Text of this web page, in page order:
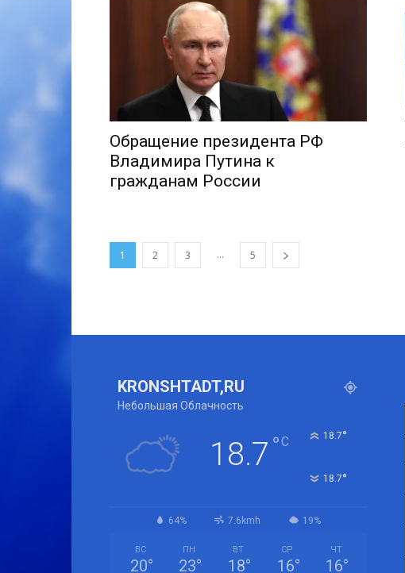
Обращение президента РФ
Владимира Путина к
гражданам России
1 2 3 ... 5
KRONSHTADT,RU
Небольшая Облачность
18.7 °C 18.7°
18.7°
64% 7.6kmh 19%
ВС
20°
ПН
23°
ВТ
18°
СР
16°
ЧТ
16°